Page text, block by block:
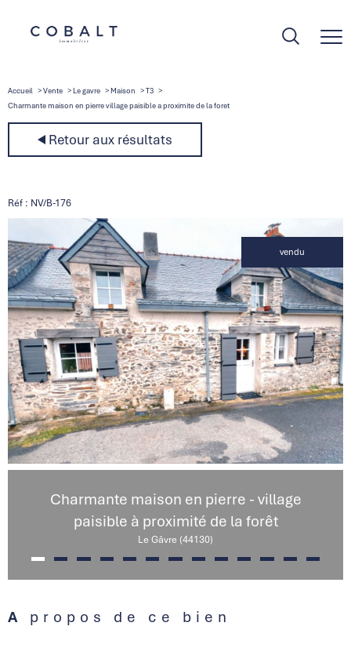
Accueil Vente Le gavre Maison
T3
Charmante maison en pierre village paisible a proximite de la foret
Retour aux résultats
Réf : NV/B-176
vendu
Charmante maison en pierre - village
paisible à proximité de la forêt
Le Gâvre (44130)
A propos de ce bien